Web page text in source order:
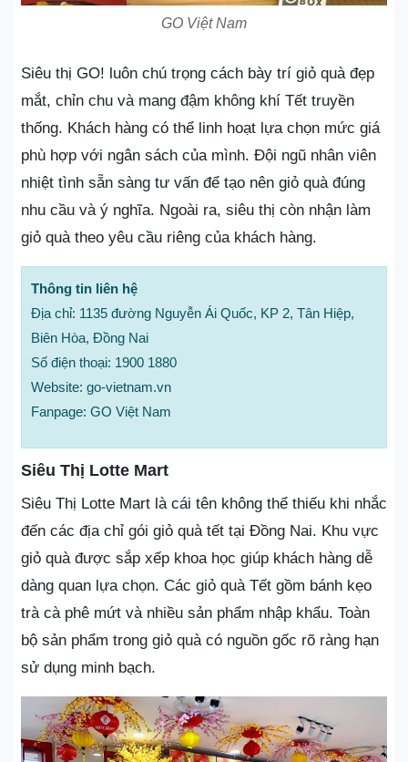
GO Việt Nam
Siêu thị GO! luôn chú trọng cách bày trí giỏ quà đẹp
mắt, chỉn chu và mang đậm không khí Tết truyền
thống. Khách hàng có thể linh hoạt lựa chọn mức giá
phù hợp với ngân sách của mình. Đội ngũ nhân viên
nhiệt tình sẵn sàng tư vấn để tạo nên giỏ quà đúng
nhu cầu và ý nghĩa. Ngoài ra, siêu thị còn nhận làm
giỏ quà theo yêu cầu riêng của khách hàng.
Thông tin liên hệ
Địa chỉ: 1135 đường Nguyễn Ái Quốc, KP 2, Tân Hiệp,
Biên Hòa, Đồng Nai
Số điện thoại: 1900 1880
Website: go-vietnam.vn
Fanpage: GO Việt Nam
Siêu Thị Lotte Mart
Siêu Thị Lotte Mart là cái tên không thể thiếu khi nhắc
đến các địa chỉ gói giỏ quà tết tại Đồng Nai. Khu vực
giỏ quà được sắp xếp khoa học giúp khách hàng dễ
dàng quan lựa chọn. Các giỏ quà Tết gồm bánh kẹo
trà cà phê mứt và nhiều sản phẩm nhập khẩu. Toàn
bộ sản phẩm trong giỏ quà có nguồn gốc rõ ràng hạn
sử dụng minh bạch.